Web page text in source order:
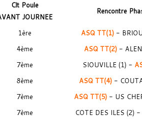
Clt Poule
JOURNEE
Rencontre
1ère ASQ TT(1) -
4ème ASQ TT(2)-
7ème SIOUVILLE (1) -
8ème ASQ TT(4) -
7ème ASQ TT(5)- US
7ème
COTE DES ILES (2) -